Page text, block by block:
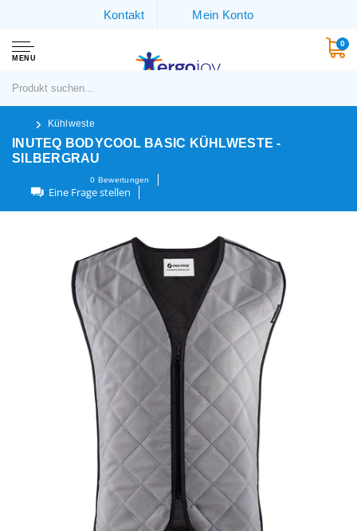
Kontakt Mein Konto
MENU
0
Kühlweste
INUTEQ BODYCOOL BASIC KÜHLWESTE -
SILBERGRAU
0 Bewertungen
Eine Frage stellen